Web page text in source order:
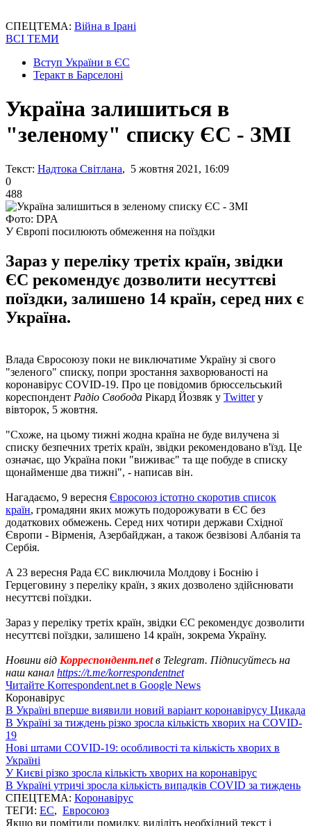
СПЕЦТЕМА: Війна в Ірані
ВСІ ТЕМИ
Вступ України в ЄС
Теракт в Барселоні
Україна залишиться в
"зеленому" списку ЄС - ЗМІ
Текст: Надтока Світлана, 5 жовтня 2021, 16:09
0
488
Фото: DPA
У Європі посилюють обмеження на поїздки
Зараз у переліку третіх країн, звідки
ЄС рекомендує дозволити несуттєві
поїздки, залишено 14 країн, серед них є
Україна.
Влада Євросоюзу поки не виключатиме Україну зі свого
"зеленого" списку, попри зростання захворюваності на
коронавірус COVID-19. Про це повідомив брюссельський
кореспондент Радіо Свобода Рікард Йозвяк у Twitterу
вівторок, 5 жовтня.
"Схоже, на цьому тижні жодна країна не буде вилучена зі
списку безпечних третіх країн, звідки рекомендовано в'їзд. Це
означає, що Україна поки "виживає" та ще побуде в списку
щонайменше два тижні", - написав він.
Нагадаємо, 9 вересня Євросоюз істотно скоротив список
країн, громадяни яких можуть подорожувати в ЄС без
додаткових обмежень. Серед них чотири держави Східної
Європи - Вірменія, Азербайджан, а також безвізові Албанія та
Сербія.
А 23 вересня Рада ЄС виключила Молдову і Боснію і
Герцеговину з переліку країн, з яких дозволено здійснювати
несуттєві поїздки.
Зараз у переліку третіх країн, звідки ЄС рекомендує дозволити
несуттєві поїздки, залишено 14 країн, зокрема Україну.
Новини від Корреспондент.netв Telegram. Підписуйтесь на
наш канал https://t.me/korrespondentnet
Читайте Korrespondent.net в Google News
Коронавірус
В Україні вперше виявили новий варіант коронавірусу Цикада
В Україні за тиждень різко зросла кількість хворих на COVID-
19
Нові штами COVID-19: особливості та кількість хворих в
Україні
У Києві різко зросла кількість хворих на коронавірус
В Україні утричі зросла кількість випадків COVID за тиждень
СПЕЦТЕМА: Коронавірус
ТЕГИ: ЕС, Евросоюз
Якщо ви помітили помилку, виділіть необхідний текст і